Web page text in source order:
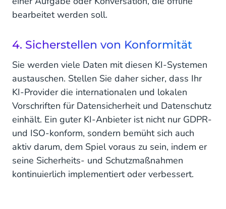
bearbeitet werden soll.
4. Sicherstellen von Konformität
Sie werden viele Daten mit diesen KI-Systemen
austauschen. Stellen Sie daher sicher, dass Ihr
KI-Provider die internationalen und lokalen
Vorschriften für Datensicherheit und Datenschutz
einhält. Ein guter KI-Anbieter ist nicht nur GDPR-
und ISO-konform, sondern bemüht sich auch
aktiv darum, dem Spiel voraus zu sein, indem er
seine Sicherheits- und Schutzmaßnahmen
kontinuierlich implementiert oder verbessert.